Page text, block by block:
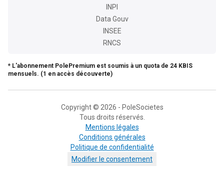
INPI
Data Gouv
INSEE
RNCS
* L'abonnement PolePremium est soumis à un quota de 24 KBIS
mensuels. (1 en accès découverte)
Copyright © 2026 - PoleSocietes
Tous droits réservés.
Mentions légales
Conditions générales
Politique de confidentialité
Modifier le consentement